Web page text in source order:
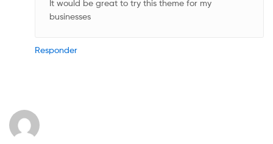
It would be great to try this theme for my
businesses
Responder